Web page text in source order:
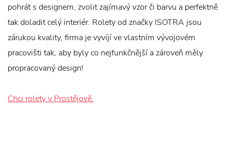
pohrát s designem, zvolit zajímavý vzor či barvu a perfektně
tak doladit celý interiér. Rolety od značky ISOTRA jsou
zárukou kvality, firma je vyvíjí ve vlastním vývojovém
pracovišti tak, aby byly co nejfunkčnější a zároveň měly
propracovaný design!
Chci rolety v Prostějově.